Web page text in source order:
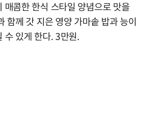
매콤한 한식 스타일 양념으로 맛을
함께 갓 지은 영양 가마솥 밥과 능이
수 있게 한다. 3만원.